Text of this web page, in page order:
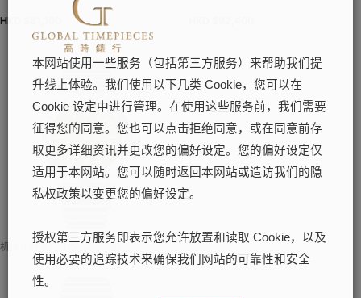
HKD $
机械计时系列（Chronomat）
本网站使用一些服务（包括第三方服务）来帮助我们提
升线上体验。我们使用以下几类 Cookie，您可以在
Cookie 设定中进行管理。在使用这些服务前，我们需要
征得您的同意。您也可以点击拒绝同意，或在同意前存
取更多详细资讯并更改您的偏好设定。您的偏好设定仅
适用于本网站。您可以随时返回本网站或造访我们的隐
私权政策以变更您的偏好设定。
授权第三方服务即表示您允许放置和读取 Cookie，以及
使用必要的追踪技术来确保我们网站的可靠性和安全
性。